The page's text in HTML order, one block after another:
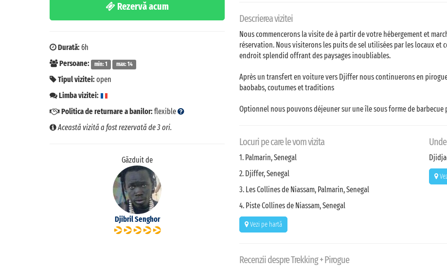
Rezervă acum
Durată: 6h
Persoane:
min: 1 max: 14
Tipul vizitei: open
Limba vizitei:
Politica de returnare a banilor: flexible
Această vizită a fost rezervată de 3 ori.
Găzduit de
Djibril Senghor
Descrierea vizitei
Nous commencerons la visite de à partir de votre hébergement et
réservation. Nous visiterons les puits de sel utilisées par les locaux et
endroit splendid offrant des paysages inoubliables.
Après un transfert en voiture vers Djiffer nous continuerons en
baobabs, coutumes et traditions
Optionnel nous pouvons déjeuner sur une île sous forme de barbecue
Locuri pe care le vom vizita
1. Palmarin, Senegal
2. Djiffer, Senegal
3. Les Collines de Niassam, Palmarin, Senegal
4. Piste Collines de Niassam, Senegal
Vezi pe hartă
Recenzii despre Trekking + Pirogue